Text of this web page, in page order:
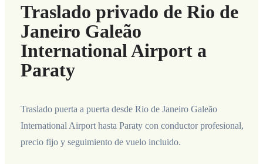
Traslado privado de Rio de
Janeiro Galeão
International Airport a
Paraty
Traslado puerta a puerta desde Rio de Janeiro Galeão
International Airport hasta Paraty con conductor profesional,
precio fijo y seguimiento de vuelo incluido.